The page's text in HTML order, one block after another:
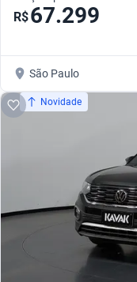
R$67.299
São Paulo
Novidade